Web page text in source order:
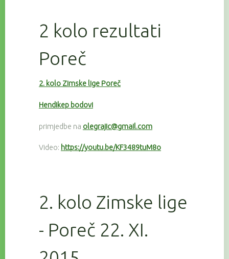
2 kolo rezultati
Poreč
2. kolo Zimske lige Poreč
Hendikep bodovi
primjedbe na olegrajic@gmail.com
Video: https://youtu.be/KF3489tuM8o
2. kolo Zimske lige
- Poreč 22. XI.